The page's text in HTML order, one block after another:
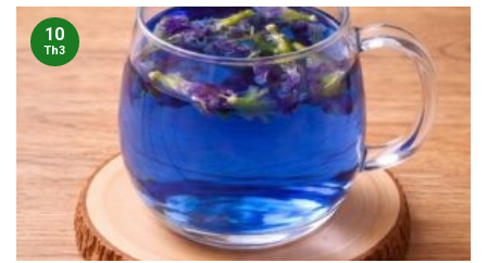
10
Th3